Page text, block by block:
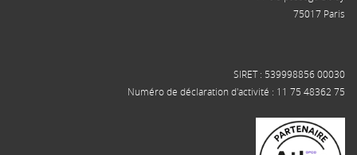
75017 Paris
SIRET : 539998856 00030
Numéro de déclaration d'activité : 11 75 48362 75